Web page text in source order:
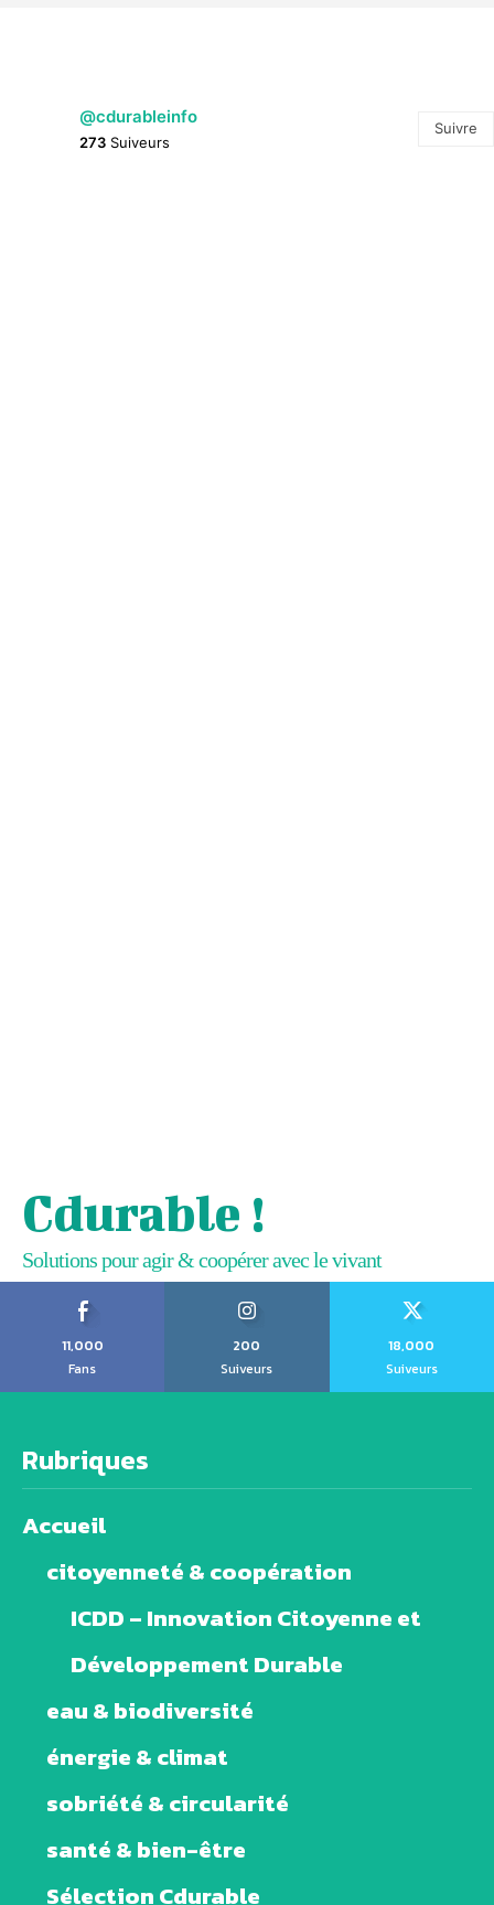
@cdurableinfo
273 Suiveurs
Suivre
Cdurable !
Solutions pour agir & coopérer avec le vivant
11,000
Fans
200
Suiveurs
18,000
Suiveurs
Rubriques
Accueil
citoyenneté & coopération
ICDD – Innovation Citoyenne et
Développement Durable
eau & biodiversité
énergie & climat
sobriété & circularité
santé & bien-être
Sélection Cdurable